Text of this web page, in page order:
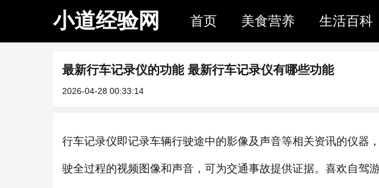
小道经验网 首页 美食营养 生活百科
最新行车记录仪的功能 最新行车记录仪有哪些功能
2026-04-28 00:33:14
行车记录仪即记录车辆行驶途中的影像及声音等相关资讯的仪器
驶全过程的视频图像和声音，可为交通事故提供证据。喜欢自驾